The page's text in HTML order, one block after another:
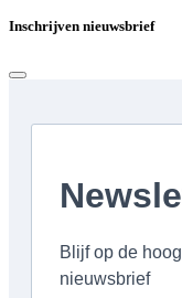
Inschrijven nieuwsbrief